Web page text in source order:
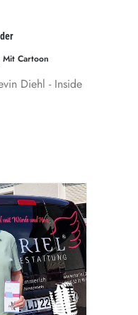
Mit Cartoon
Diehl - Inside